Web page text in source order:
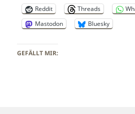
Reddit
Threads
Mastodon
Bluesky
GEFÄLLT MIR: